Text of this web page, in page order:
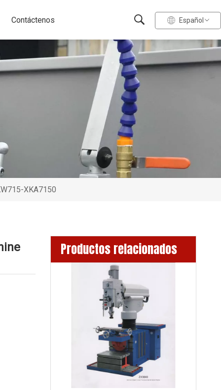
Contáctenos Español
XKA7150
Productos relacionados